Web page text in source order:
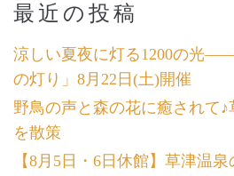
最近の投稿
涼しい夏夜に灯る1200の光
の灯り」8月22日(土)開催
野鳥の声と森の花に癒されて
を散策
【8月5日・6日休館】草津温